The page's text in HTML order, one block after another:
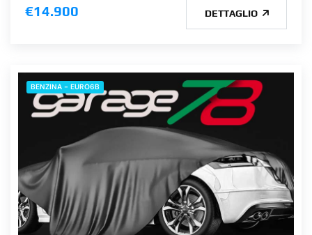
€14.900 DETTAGLIO
BENZINA - EURO6B